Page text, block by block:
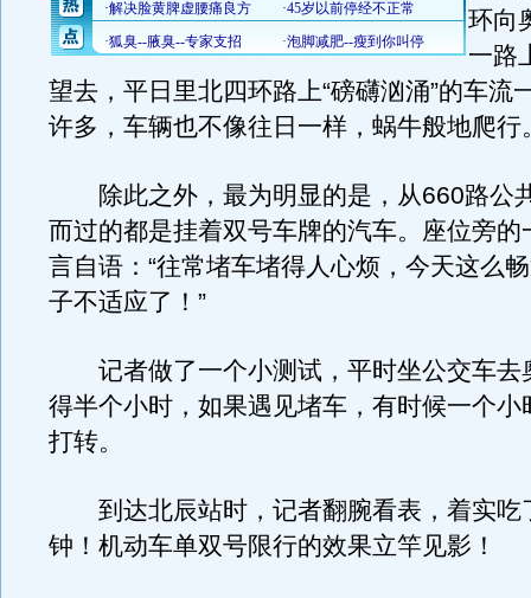
环向
一路
望去，平日里北四环路上“磅礴汹涌”的车流
许多，车辆也不像往日一样，蜗牛般地爬行
除此之外，最为明显的是，从660路公
而过的都是挂着双号车牌的汽车。座位旁的
言自语：“往常堵车堵得人心烦，今天这么
子不适应了！”
记者做了一个小测试，平时坐公交车去
得半个小时，如果遇见堵车，有时候一个小
打转。
到达北辰站时，记者翻腕看表，着实吃
钟！机动车单双号限行的效果立竿见影！